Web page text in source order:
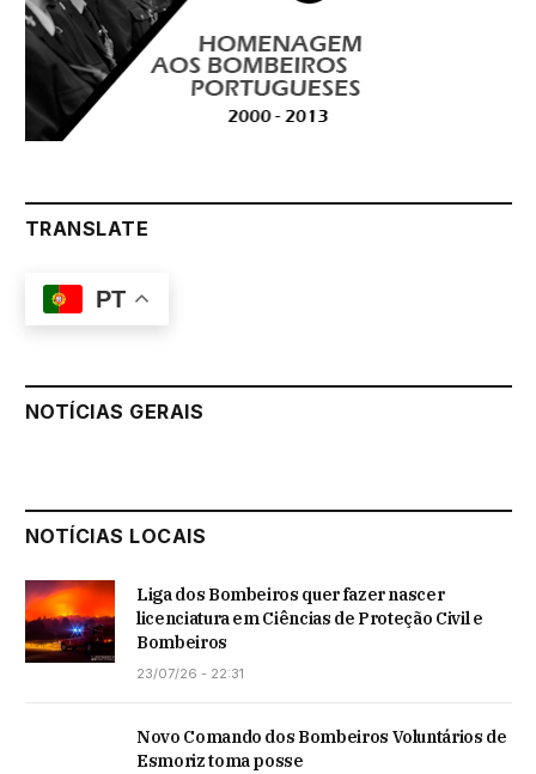
TRANSLATE
PT
NOTÍCIAS GERAIS
NOTÍCIAS LOCAIS
Liga dos Bombeiros quer fazer nascer
licenciatura em Ciências de Proteção Civil e
Bombeiros
23/07/26 - 22:31
Novo Comando dos Bombeiros Voluntários de
Esmoriz toma posse